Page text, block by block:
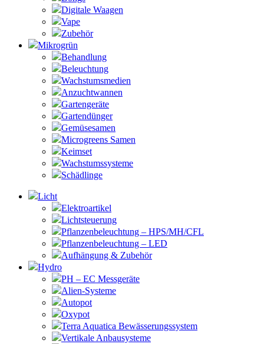
Digitale Waagen
Vape
Zubehör
Mikrogrün
Behandlung
Beleuchtung
Wachstumsmedien
Anzuchtwannen
Gartengeräte
Gartendünger
Gemüsesamen
Microgreens Samen
Keimset
Wachstumssysteme
Schädlinge
Licht
Elektroartikel
Lichtsteuerung
Pflanzenbeleuchtung – HPS/MH/CFL
Pflanzenbeleuchtung – LED
Aufhängung & Zubehör
Hydro
PH – EC Messgeräte
Alien-Systeme
Autopot
Oxypot
Terra Aquatica Bewässerungssystem
Vertikale Anbausysteme